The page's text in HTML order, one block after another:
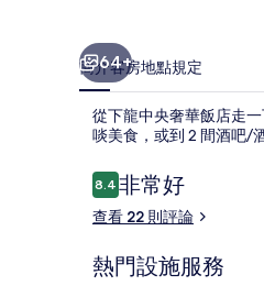
64+
簡介客房地點規定
從下龍中央奢華飯店走
啖美食，或到 2 間酒吧/
評
論
8.48.4 分，滿分 10 分，
非常好
查看 22 則評論
熱門設施服務